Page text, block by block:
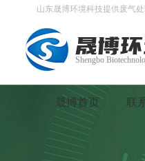
山东晟博环境科技提供废气
Shengbo
晟博首页 联